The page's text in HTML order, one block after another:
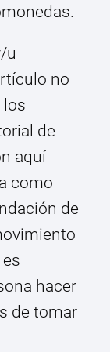
u
no
los
de
aquí
como
de
hacer
de tomar